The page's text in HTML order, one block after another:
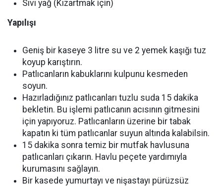
Sıvı yağ (Kızartmak için)
Yapılışı
Geniş bir kaseye 3 litre su ve 2 yemek kaşığı tuz
koyup karıştırın.
Patlıcanların kabuklarını kulpunu kesmeden
soyun.
Hazırladığınız patlıcanları tuzlu suda 15 dakika
bekletin. Bu işlemi patlıcanın acısının gitmesini
için yapıyoruz. Patlıcanların üzerine bir tabak
kapatın ki tüm patlıcanlar suyun altında kalabilsin.
15 dakika sonra temiz bir mutfak havlusuna
patlıcanları çıkarın. Havlu peçete yardımıyla
kurumasını sağlayın.
Bir kasede yumurtayı ve nişastayı pürüzsüz